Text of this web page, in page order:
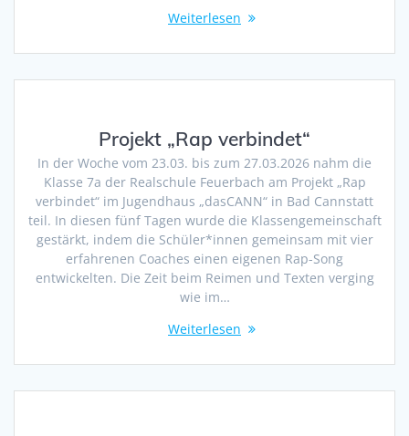
Weiterlesen
Projekt „Rap verbindet“
In der Woche vom 23.03. bis zum 27.03.2026 nahm die
Klasse 7a der Realschule Feuerbach am Projekt „Rap
verbindet“ im Jugendhaus „dasCANN“ in Bad Cannstatt
teil. In diesen fünf Tagen wurde die Klassengemeinschaft
gestärkt, indem die Schüler*innen gemeinsam mit vier
erfahrenen Coaches einen eigenen Rap-Song
entwickelten. Die Zeit beim Reimen und Texten verging
wie im…
Weiterlesen